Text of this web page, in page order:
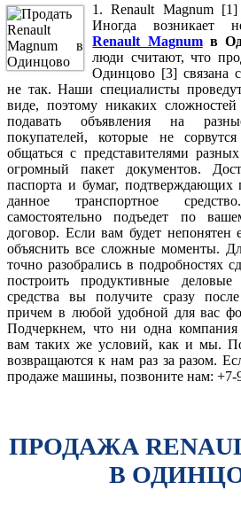
1. Renault Magnum
Иногда возникает
Renault Magnumв
люди считают, что
Одинцово [3] связана
не так. Наши специалисты
виде, поэтому никаких
подавать объявления на
покупателей, которые не
общаться с представителями
огромный пакет документов.
паспорта и бумаг, подтверждающих
данное транспортное
самостоятельно подъедет по
договор. Если вам будет непонятен
объяснить все сложные моменты.
точно разобрались в подробностях
построить продуктивные
средства вы получите сразу
причем в любой удобной для вас
Подчеркнем, что ни одна
вам таких же условий, как и мы.
возвращаются к нам раз за разом.
продаже машины, позвоните нам: +7-
ПРОДАЖА
В